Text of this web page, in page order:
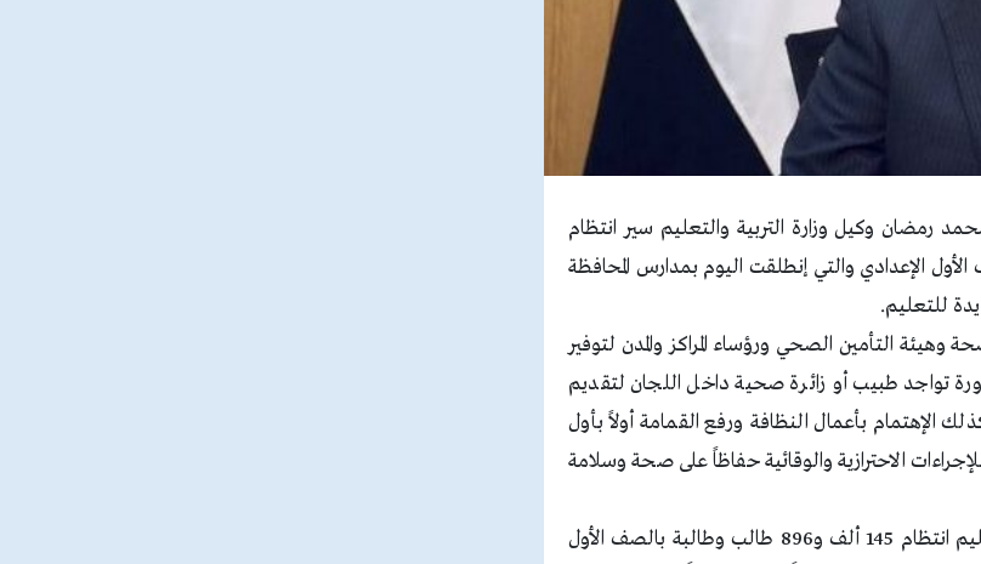
رمضان وكيل وزارة التربية والتعليم سير انتظام
الدراسي الثاني للعام الدراسي 2021 / 2022 للصف الأول الإعدادي والتي إنطلقت اليوم بمدارس المحافظة
للتعليم.
وهيئة التأمين الصحي ورؤساء المراكز والمدن لتوفير
تواجد طبيب أو زائرة صحية داخل اللجان لتقديم
الإهتمام بأعمال النظافة ورفع القمامة أولاً بأول
الاحترازية والوقائية حفاظاً على صحة وسلامة
ومن جانبه أوضح الأستاذ محمد رمضان وكيل وزارة التربية والتعليم انتظام 145 ألف و896 طالب وطالبة بالصف الأول